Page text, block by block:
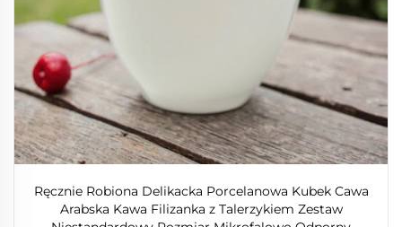
Ręcznie Robiona Delikacka Porcelanowa Kubek Cawa
Arabska Kawa Filizanka z Talerzykiem Zestaw